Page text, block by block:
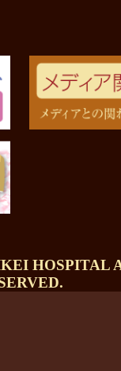
HOSPITAL